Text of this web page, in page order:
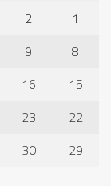
1
2
8
9
15
16
22
23
29
30